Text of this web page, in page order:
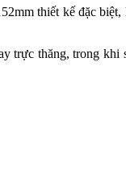
thiết kế đặc
trực thăng, trong khi